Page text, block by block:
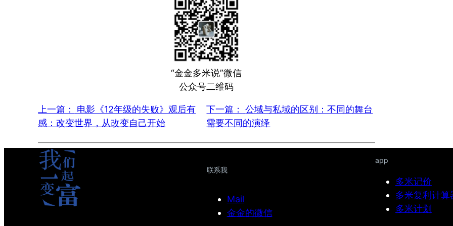
“金金多米说”微信
公众号二维码
上一篇：
电影《12年级的失败》观后有
感：改变世界，从改变自己开始
下一篇：
公域与私域的区别：不同的舞台
需要不同的演绎
联系我
Mail
金金的微信
app
多米记价
多米复利计算
多米计划